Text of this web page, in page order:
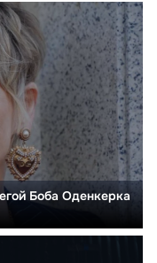
Боба Оденкерка